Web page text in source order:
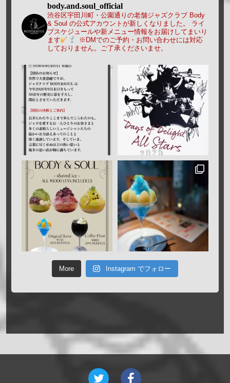
body.and.soul_official
渋谷区宇田川町・公園通りの老舗ジャズクラブ Body
& Soul の公式アカウントが新しくなりました。
ライ
ブスケジュールや新メニュー情報をお届けしてまいり
ます
※DMでのご予約・お問い合わせには対応
しておりません。ご了承くださいませ。
More Instagram でフォロー